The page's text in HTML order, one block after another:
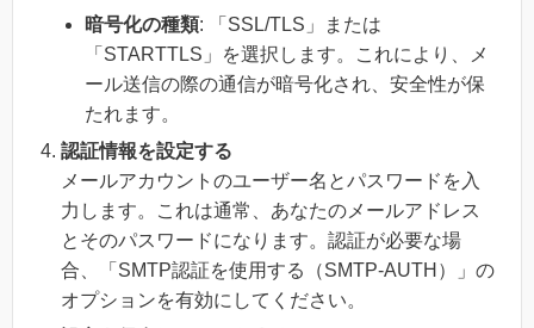
暗号化の種類: 「SSL/TLS」または
「STARTTLS」を選択します。これにより、メ
ール送信の際の通信が暗号化され、安全性が保
たれます。
認証情報を設定する
メールアカウントのユーザー名とパスワードを入
力します。これは通常、あなたのメールアドレス
とそのパスワードになります。認証が必要な場
合、「SMTP認証を使用する（SMTP-AUTH）」の
オプションを有効にしてください。